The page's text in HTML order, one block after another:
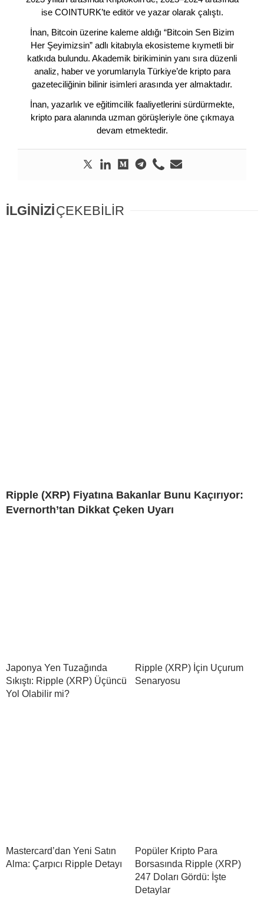
ise COINTURK’te editör ve yazar olarak çalıştı.
İnan, Bitcoin üzerine kaleme aldığı “Bitcoin Sen Bizim
Her Şeyimizsin” adlı kitabıyla ekosisteme kıymetli bir
katkıda bulundu. Akademik birikiminin yanı sıra düzenli
analiz, haber ve yorumlarıyla Türkiye’de kripto para
gazeteciliğinin bilinir isimleri arasında yer almaktadır.
İnan, yazarlık ve eğitimcilik faaliyetlerini sürdürmekte,
kripto para alanında uzman görüşleriyle öne çıkmaya
devam etmektedir.
İLGİNİZİÇEKEBİLİR
Ripple (XRP) Fiyatına Bakanlar Bunu Kaçırıyor:
Evernorth’tan Dikkat Çeken Uyarı
Japonya Yen Tuzağında
Sıkıştı: Ripple (XRP) Üçüncü
Yol Olabilir mi?
Ripple (XRP) İçin Uçurum
Senaryosu
Mastercard’dan Yeni Satın
Alma: Çarpıcı Ripple Detayı
Popüler Kripto Para
Borsasında Ripple (XRP)
247 Doları Gördü: İşte
Detaylar